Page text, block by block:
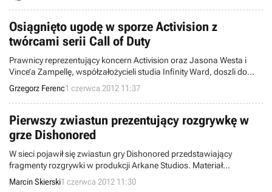
Osiągnięto ugodę w sporze Activision z
twórcami serii Call of Duty
Prawnicy reprezentujący koncern Activision oraz Jasona Westa i
Vince’a Zampellę, współzałożycieli studia Infinity Ward, doszli do
ugody w sporze dotyczącym zwolnienia ich z firmy w marcu 2010
roku i wypłaty premii za gry z serii Call of Duty.
Grzegorz Ferenc1 czerwca 2012 11:37
Pierwszy zwiastun prezentujący rozgrywkę w
grze Dishonored
W sieci pojawił się zwiastun gry Dishonored przedstawiający
fragmenty rozgrywki w produkcji Arkane Studios. Materiał
udostępniony przez serwis GameTrailers zapowiada to, co
zobaczymy na zbliżających się targach E3.
Marcin Skierski1 czerwca 2012 11:30